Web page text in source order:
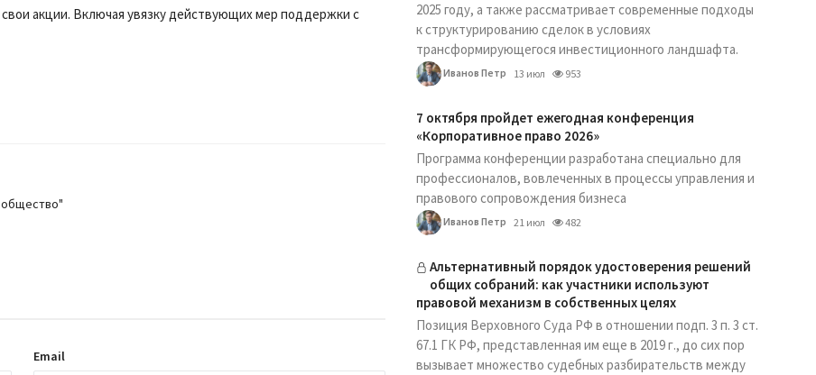
акции. Включая увязку действующих мер поддержки с
Email
2025 году, а также рассматривает современные подходы
к структурированию сделок в условиях
трансформирующегося инвестиционного ландшафта.
Иванов Петр 13 июл 953
7 октября пройдет ежегодная конференция
«Корпоративное право 2026»
Программа конференции разработана специально для
профессионалов, вовлеченных в процессы управления и
правового сопровождения бизнеса
Иванов Петр 21 июл 482
Альтернативный порядок удостоверения решений
общих собраний: как участники используют
правовой механизм в собственных целях
Позиция Верховного Суда РФ в отношении подп. 3 п. 3 ст.
67.1 ГК РФ, представленная им еще в 2019 г., до сих пор
вызывает множество судебных разбирательств между